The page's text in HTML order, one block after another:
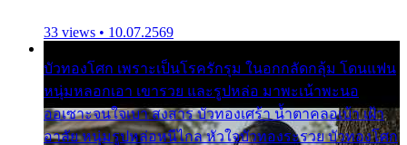
33 views • 10.07.2569
บัวทองโศก เพราะเป็นโรครักรุม ในอกกลัดกลุ้ม โดนแฟน
หนุ่มหลอกเอา เขารวย และรูปหล่อ มาพะเน้าพะนอ
ออเซาะจนใจเบา สงสาร บัวทองเศร้า น้ำตาคลอเบ้า เฝ้า
อาลัย หนุ่มรูปหล่อหนีไกล หัวใจบัวทองระรวย บัวทองโศก